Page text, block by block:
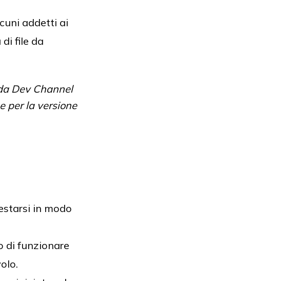
addetti ai
file da
Dev Channel
per la versione
in modo
di funzionare